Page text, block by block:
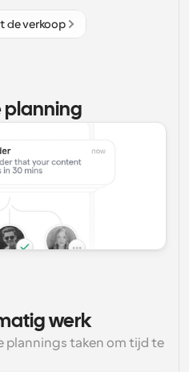
de verkoop
planning
werk
plannings taken om tijd te